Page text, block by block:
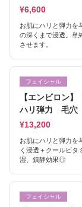
¥6,600
お肌にハリと弾力を
の深くまで浸透。単
させます。
フェイシャル
【エンビロン
ハリ弾力 毛穴
¥13,200
お肌にハリと弾力を
く浸透＋クールビタ
湿、鎮静効果◎
フェイシャル